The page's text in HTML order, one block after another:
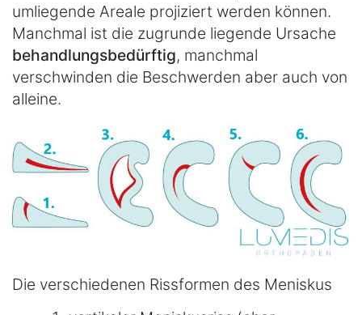
umliegende Areale projiziert werden können.
Manchmal ist die zugrunde liegende Ursache
behandlungsbedürftig, manchmal
verschwinden die Beschwerden aber auch von
alleine.
Die verschiedenen Rissformen des Meniskus